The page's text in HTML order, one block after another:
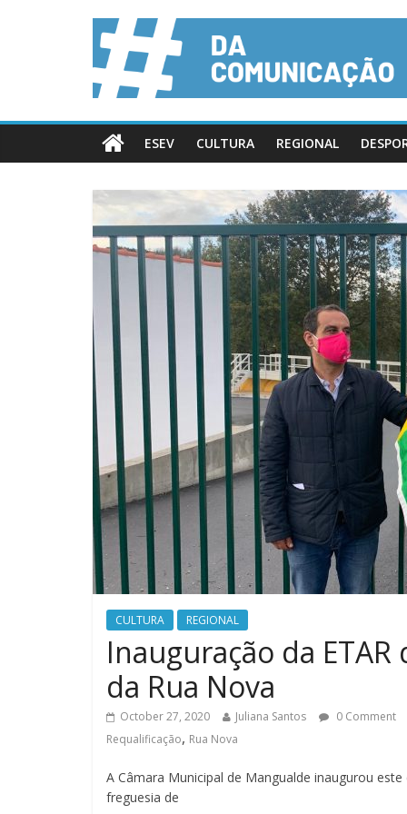
ESEV CULTURA REGIONAL
CULTURA REGIONAL
Inauguração da
da Rua Nova
October 27, 2020 Juliana Santos 0 Comment
Requalificação, Rua Nova
A Câmara Municipal de Mangualde inaugurou
freguesia de